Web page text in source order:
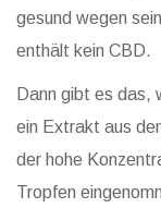
gesund wegen
enthält kein CBD.
Dann gibt es das,
ein Extrakt aus
der hohe
Tropfen